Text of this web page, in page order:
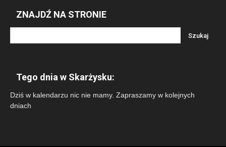
ZNAJDŹ NA STRONIE
Tego dnia w Skarżysku:
Dziś w kalendarzu nic nie mamy. Zapraszamy w kolejnych
dniach